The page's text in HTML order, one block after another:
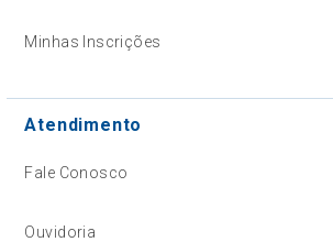
Minhas Inscrições
Atendimento
Fale Conosco
Ouvidoria